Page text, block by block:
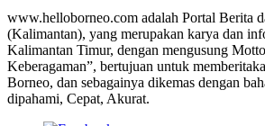
www.helloborneo.com adalah Portal Berita
(Kalimantan), yang merupakan karya dan
Kalimantan Timur, dengan mengusung
Keberagaman”, bertujuan untuk
Borneo, dan sebagainya dikemas dengan
dipahami, Cepat, Akurat.